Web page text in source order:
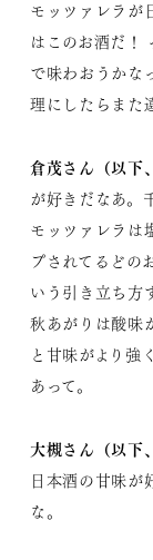
モッツァレラが
はこのお酒だ！
で味わおうかな
理にしたらまた
倉茂さん（以下
が好きだなあ。
モッツァレラは
プされてるどの
いう引き立ち方
秋あがりは酸味
と甘味がより強
あって。
大槻さん（以下
日本酒の甘味が
な。